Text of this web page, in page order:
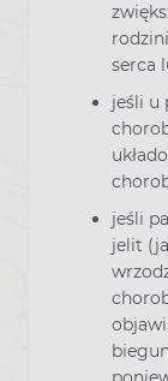
serca
jeśli u
jeśli
jelit